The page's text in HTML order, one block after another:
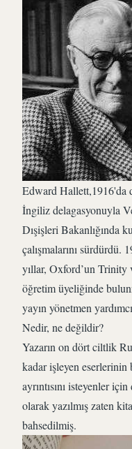
Edward Hallett,1916'da
İngiliz delagasyonuyla
Dışişleri Bakanlığında
çalışmalarını sürdürdü.
yıllar, Oxford’un
öğretim üyeliğinde
yayın yönetmen
Nedir, ne değildir?
Yazarın on dört ciltlik
kadar işleyen
ayrıntısını isteyenler
olarak yazılmış zaten
bahsedilmiş.